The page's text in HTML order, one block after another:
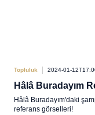
Topluluk 2024-01-
Hâlâ Buradayım
Hâlâ Buradayım'daki
referans görselleri!